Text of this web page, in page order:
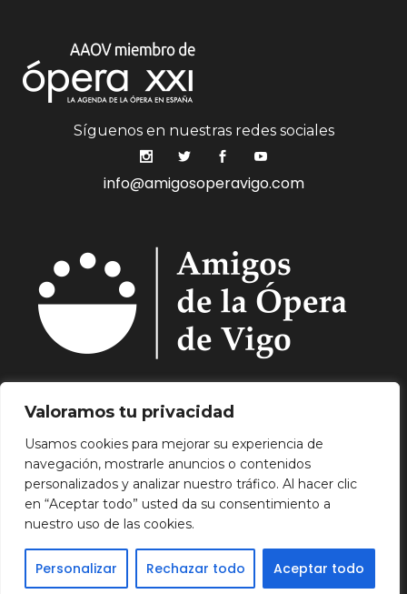
Valoramos tu privacidad
Usamos cookies para mejorar su experiencia de
navegación, mostrarle anuncios o contenidos
personalizados y analizar nuestro tráfico. Al hacer clic
en “Aceptar todo” usted da su consentimiento a
nuestro uso de las cookies.
Personalizar Rechazar todo Aceptar todo
Síguenos en nuestras redes sociales
info@amigosoperavigo.com
Quiénes Somos. Asóciate.
Programación.
Hemeroteca.
Noticias.
Contacto.
Aviso Legal.
Política de Privacidad.
Política de
Cookies.